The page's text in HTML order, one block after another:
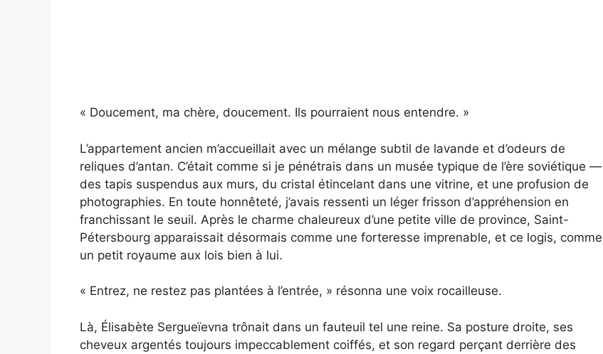
« Doucement, ma chère, doucement. Ils pourraient nous entendre. »
L’appartement ancien m’accueillait avec un mélange subtil de lavande et d’odeurs de
reliques d’antan. C’était comme si je pénétrais dans un musée typique de l’ère soviétique —
des tapis suspendus aux murs, du cristal étincelant dans une vitrine, et une profusion de
photographies. En toute honnêteté, j’avais ressenti un léger frisson d’appréhension en
franchissant le seuil. Après le charme chaleureux d’une petite ville de province, Saint-
Pétersbourg apparaissait désormais comme une forteresse imprenable, et ce logis, comme
un petit royaume aux lois bien à lui.
« Entrez, ne restez pas plantées à l’entrée, » résonna une voix rocailleuse.
Là, Élisabète Sergueïevna trônait dans un fauteuil tel une reine. Sa posture droite, ses
cheveux argentés toujours impeccablement coiffés, et son regard perçant derrière des